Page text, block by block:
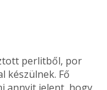
perlitből, por
készülnek. Fő
annyit je­lent, hogy